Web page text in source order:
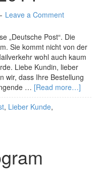
Leave a Comment
„Deutsche Post“. Die
Sie kommt nicht von der
wohl auch kaum
Liebe Kundin, lieber
wir, dass Ihre Bestellung
… [Read more…]
, Lieber Kunde,